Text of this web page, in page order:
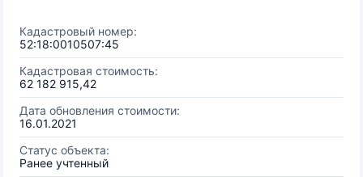
Кадастровый номер:
52:18:0010507:45
Кадастровая стоимость:
62 182 915,42
Дата обновления стоимости:
16.01.2021
Статус объекта:
Ранее учтенный